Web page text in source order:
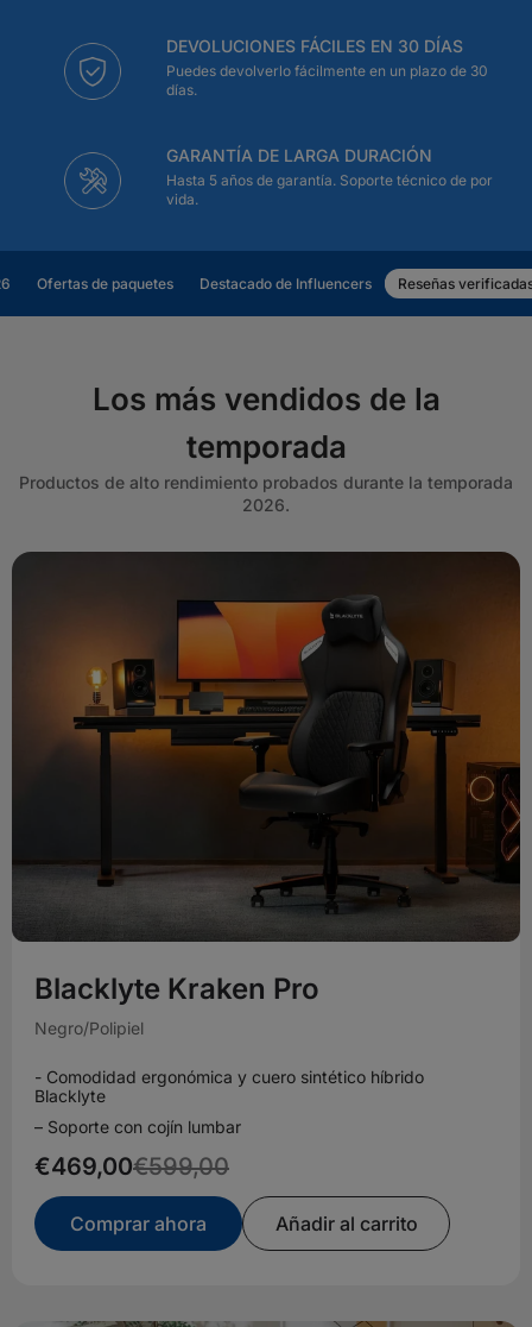
DEVOLUCIONES FÁCILES EN 30 DÍAS
Puedes devolverlo fácilmente en un plazo de 30
días.
GARANTÍA DE LARGA DURACIÓN
Hasta 5 años de garantía. Soporte técnico de por
vida.
Ofertas de paquetes Destacado de Influencers Reseñas
Los más vendidos de la
temporada
Productos de alto rendimiento probados durante la temporada
2026.
Blacklyte Kraken Pro
Negro/Polipiel
- Comodidad ergonómica y cuero sintético híbrido
Blacklyte
– Soporte con cojín lumbar
€469,00€599,00
Comprar ahora Añadir al carrito